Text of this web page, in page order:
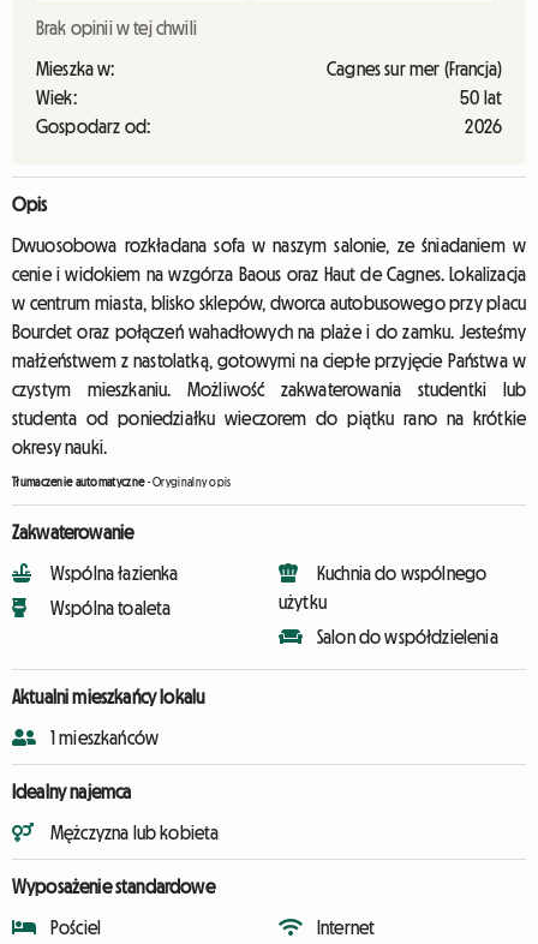
Brak opinii w tej chwili
Mieszka w:
Cagnes sur mer (Francja)
Wiek:
50 lat
Gospodarz od:
2026
Opis
Dwuosobowa rozkładana sofa w naszym salonie, ze śniadaniem w
cenie i widokiem na wzgórza Baous oraz Haut de Cagnes. Lokalizacja
w centrum miasta, blisko sklepów, dworca autobusowego przy placu
Bourdet oraz połączeń wahadłowych na plaże i do zamku. Jesteśmy
małżeństwem z nastolatką, gotowymi na ciepłe przyjęcie Państwa w
czystym mieszkaniu. Możliwość zakwaterowania studentki lub
studenta od poniedziałku wieczorem do piątku rano na krótkie
okresy nauki.
Tłumaczenie automatyczne-Oryginalny opis
Zakwaterowanie
Wspólna łazienka
Wspólna toaleta
Kuchnia do wspólnego
użytku
Salon do współdzielenia
Aktualni mieszkańcy lokalu
1 mieszkańców
Idealny najemca
Mężczyzna lub kobieta
Wyposażenie standardowe
Pościel
Internet